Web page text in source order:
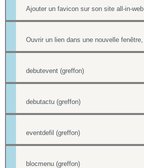
Ajouter un favicon sur son site all-in-web
debutevent (greffon)
debutactu (greffon)
eventdefil (greffon)
blocmenu (greffon)